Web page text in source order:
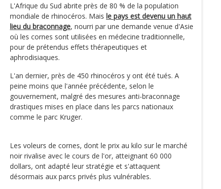
L'Afrique du Sud abrite près de 80 % de la population
mondiale de rhinocéros. Mais le pays est devenu un haut
lieu du braconnage, nourri par une demande venue d'Asie
où les cornes sont utilisées en médecine traditionnelle,
pour de prétendus effets thérapeutiques et
aphrodisiaques.
L'an dernier, près de 450 rhinocéros y ont été tués. A
peine moins que l'année précédente, selon le
gouvernement, malgré des mesures anti-braconnage
drastiques mises en place dans les parcs nationaux
comme le parc Kruger.
Les voleurs de cornes, dont le prix au kilo sur le marché
noir rivalise avec le cours de l'or, atteignant 60 000
dollars, ont adapté leur stratégie et s'attaquent
désormais aux parcs privés plus vulnérables.